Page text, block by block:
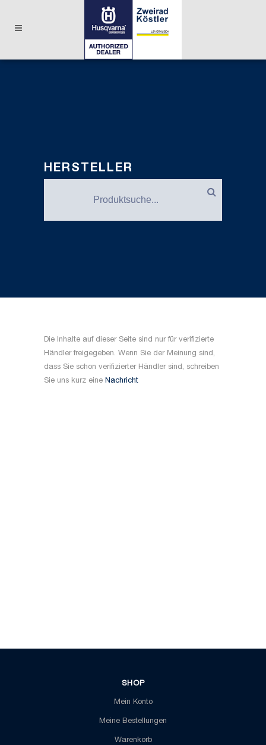
HERSTELLER
Die Inhalte auf dieser Seite sind nur für verifizierte
Händler freigegeben. Wenn Sie der Meinung sind,
dass Sie schon verifizierter Händler sind, schreiben
Sie uns kurz eine Nachricht
SHOP
Mein Konto
Meine Bestellungen
Warenkorb